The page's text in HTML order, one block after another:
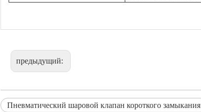
предыдущий:
Пневматический шаровой клапан короткого замыкания